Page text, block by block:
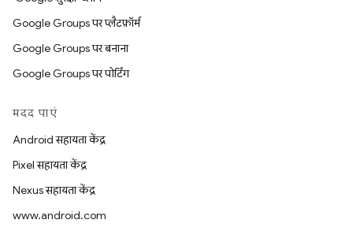
Google Groups पर प्लैटफ़ॉर्म
Google Groups पर बनाना
Google Groups पर पोर्टिंग
मदद पाएं
Android सहायता केंद्र
Pixel सहायता केंद्र
Nexus सहायता केंद्र
www.android.com